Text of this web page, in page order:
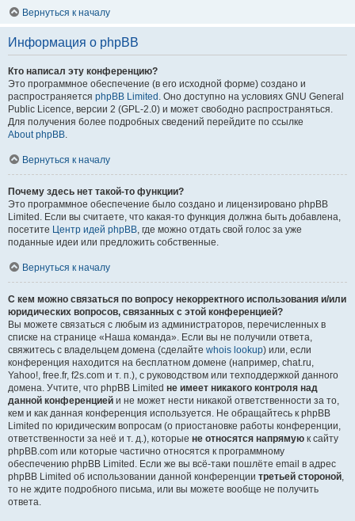
Вернуться к началу
Информация о phpBB
Кто написал эту конференцию?
Это программное обеспечение (в его исходной форме) создано и
распространяется phpBB Limited . Оно доступно на условиях GNU General
Public Licence, версии 2 (GPL-2.0) и может свободно распространяться.
Для получения более подробных сведений перейдите по ссылке
About phpBB.
Вернуться к началу
Почему здесь нет такой-то функции?
Это программное обеспечение было создано и лицензировано phpBB
Limited. Если вы считаете, что какая-то функция должна быть добавлена,
посетите Центр идей phpBB, где можно отдать свой голос за уже
поданные идеи или предложить собственные.
Вернуться к началу
С кем можно связаться по вопросу некорректного использования и/или
юридических вопросов, связанных с этой конференцией?
Вы можете связаться с любым из администраторов, перечисленных в
списке на странице «Наша команда». Если вы не получили ответа,
свяжитесь с владельцем домена (сделайте whois lookup) или, если
конференция находится на бесплатном домене (например, chat.ru,
Yahoo!, free.fr, f2s.com и т. п.), с руководством или техподдержкой данного
домена. Учтите, что phpBB Limited не имеет никакого контроля над
данной конференцией и не может нести никакой ответственности за то,
кем и как данная конференция используется. Не обращайтесь к phpBB
Limited по юридическим вопросам (о приостановке работы конференции,
ответственности за неё и т. д.), которые не относятся напрямую к сайту
phpBB.com или которые частично относятся к программному
обеспечению phpBB Limited. Если же вы всё-таки пошлёте email в адрес
phpBB Limited об использовании данной конференции третьей стороной,
то не ждите подробного письма, или вы можете вообще не получить
ответа.